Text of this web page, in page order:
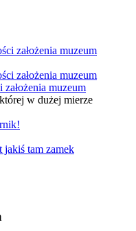
muzeum
w dużej mierze
jakiś tam zamek